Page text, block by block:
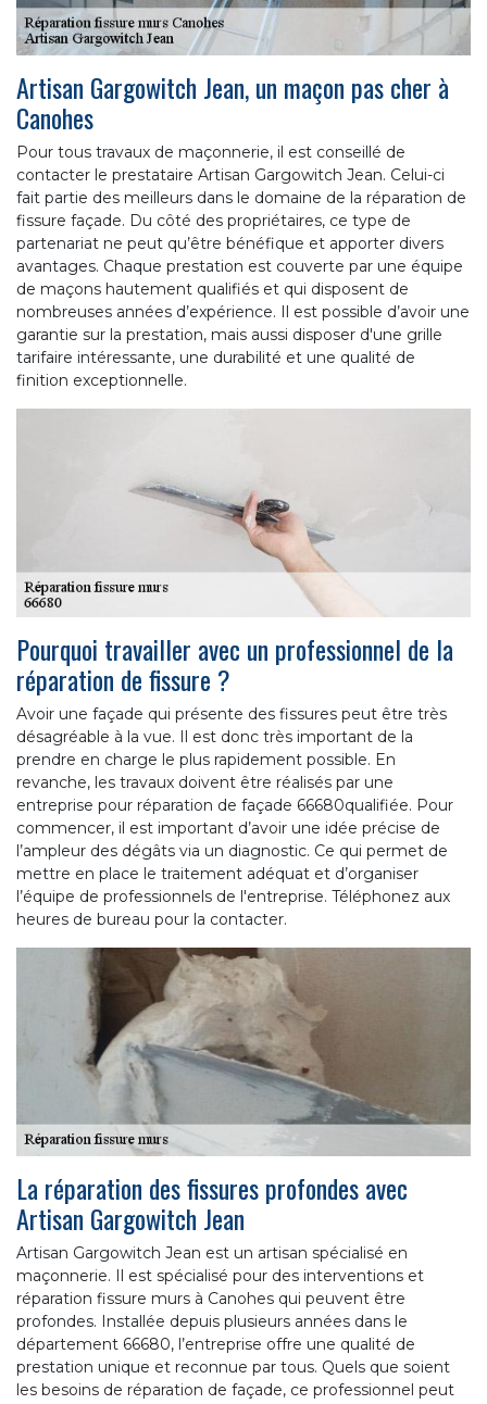
Artisan Gargowitch Jean, un maçon pas cher à
Canohes
Pour tous travaux de maçonnerie, il est conseillé de
contacter le prestataire Artisan Gargowitch Jean. Celui-ci
fait partie des meilleurs dans le domaine de la réparation de
fissure façade. Du côté des propriétaires, ce type de
partenariat ne peut qu’être bénéfique et apporter divers
avantages. Chaque prestation est couverte par une équipe
de maçons hautement qualifiés et qui disposent de
nombreuses années d’expérience. Il est possible d’avoir une
garantie sur la prestation, mais aussi disposer d'une grille
tarifaire intéressante, une durabilité et une qualité de
finition exceptionnelle.
Pourquoi travailler avec un professionnel de la
réparation de fissure ?
Avoir une façade qui présente des fissures peut être très
désagréable à la vue. Il est donc très important de la
prendre en charge le plus rapidement possible. En
revanche, les travaux doivent être réalisés par une
entreprise pour réparation de façade 66680qualifiée. Pour
commencer, il est important d’avoir une idée précise de
l’ampleur des dégâts via un diagnostic. Ce qui permet de
mettre en place le traitement adéquat et d’organiser
l’équipe de professionnels de l'entreprise. Téléphonez aux
heures de bureau pour la contacter.
La réparation des fissures profondes avec
Artisan Gargowitch Jean
Artisan Gargowitch Jean est un artisan spécialisé en
maçonnerie. Il est spécialisé pour des interventions et
réparation fissure murs à Canohes qui peuvent être
profondes. Installée depuis plusieurs années dans le
département 66680, l’entreprise offre une qualité de
prestation unique et reconnue par tous. Quels que soient
les besoins de réparation de façade, ce professionnel peut